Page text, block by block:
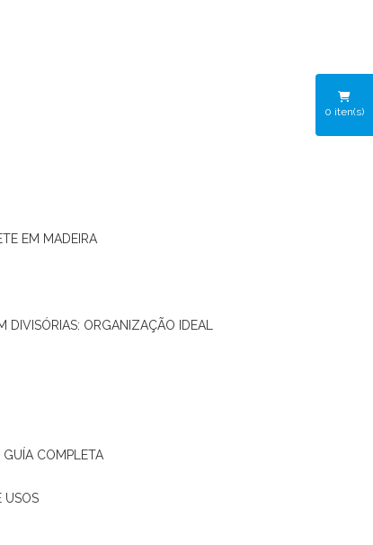
EM MADEIRA
DIVISÓRIAS: ORGANIZAÇÃO IDEAL
GUÍA COMPLETA
USOS
0 iten(s)